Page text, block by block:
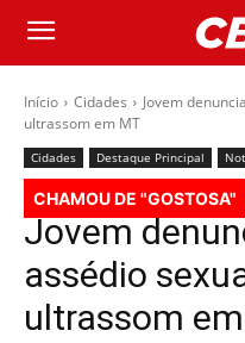
Início Cidades
Jovem
ultrassom em MT
Cidades Destaque Principal
CHAMOU DE "GOSTOSA"
Jovem
assédio
ultrassom